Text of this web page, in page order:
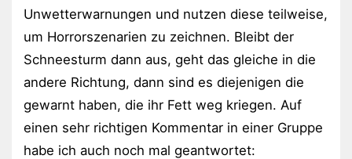
Unwetterwarnungen und nutzen diese teilweise,
um Horrorszenarien zu zeichnen. Bleibt der
Schneesturm dann aus, geht das gleiche in die
andere Richtung, dann sind es diejenigen die
gewarnt haben, die ihr Fett weg kriegen. Auf
einen sehr richtigen Kommentar in einer Gruppe
habe ich auch noch mal geantwortet: